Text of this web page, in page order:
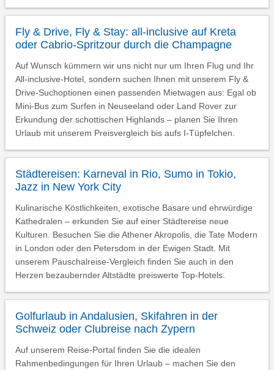
Fly & Drive, Fly & Stay: all-inclusive auf Kreta
oder Cabrio-Spritzour durch die Champagne
Auf Wunsch kümmern wir uns nicht nur um Ihren Flug und Ihr
All-inclusive-Hotel, sondern suchen Ihnen mit unserem Fly &
Drive-Suchoptionen einen passenden Mietwagen aus: Egal ob
Mini-Bus zum Surfen in Neuseeland oder Land Rover zur
Erkundung der schottischen Highlands – planen Sie Ihren
Urlaub mit unserem Preisvergleich bis aufs I-Tüpfelchen.
Städtereisen: Karneval in Rio, Sumo in Tokio,
Jazz in New York City
Kulinarische Köstlichkeiten, exotische Basare und ehrwürdige
Kathedralen – erkunden Sie auf einer Städtereise neue
Kulturen. Besuchen Sie die Athener Akropolis, die Tate Modern
in London oder den Petersdom in der Ewigen Stadt. Mit
unserem Pauschalreise-Vergleich finden Sie auch in den
Herzen bezaubernder Altstädte preiswerte Top-Hotels.
Golfurlaub in Andalusien, Skifahren in der
Schweiz oder Clubreise nach Zypern
Auf unserem Reise-Portal finden Sie die idealen
Rahmenbedingungen für Ihren Urlaub – machen Sie den